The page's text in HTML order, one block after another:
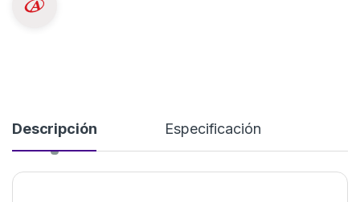
Descripción Especificación